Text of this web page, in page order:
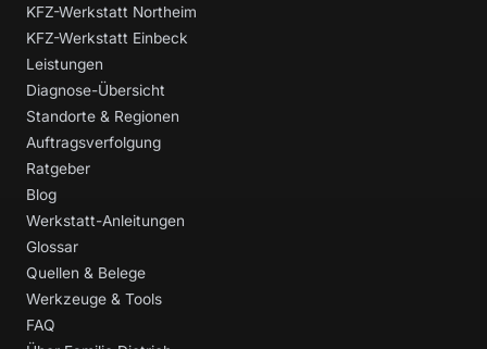
KFZ-Werkstatt Northeim
KFZ-Werkstatt Einbeck
Leistungen
Diagnose-Übersicht
Standorte & Regionen
Auftragsverfolgung
Ratgeber
Blog
Werkstatt-Anleitungen
Glossar
Quellen & Belege
Werkzeuge & Tools
FAQ